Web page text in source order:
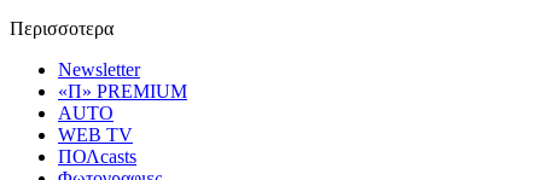
Περισσοτερα
Newsletter
«Π» PREMIUM
AUTO
WEB TV
ΠΟΛcasts